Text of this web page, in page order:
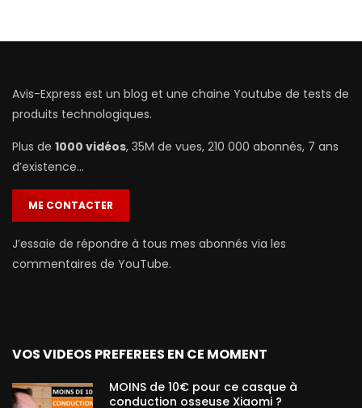
Avis-Express est un blog et une chaine Youtube de tests de
produits technologiques.
Plus de 1000 vidéos, 35M de vues, 210 000 abonnés, 7 ans
d’existence…
ME CONTACTER
J’essaie de répondre à tous mes abonnés via les
commentaires de YouTube.
VOS VIDEOS PREFEREES EN CE MOMENT
MOINS de 10€ pour ce casque à
conduction osseuse Xiaomi ?